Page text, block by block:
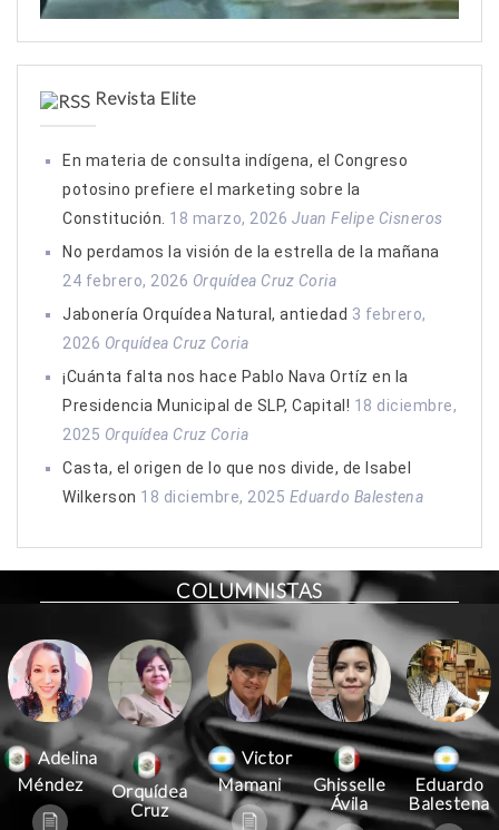
Revista Elite
En materia de consulta indígena, el Congreso
potosino prefiere el marketing sobre la
Constitución. 18 marzo, 2026 Juan Felipe Cisneros
No perdamos la visión de la estrella de la mañana
24 febrero, 2026 Orquídea Cruz Coria
Jabonería Orquídea Natural, antiedad 3 febrero,
2026 Orquídea Cruz Coria
¡Cuánta falta nos hace Pablo Nava Ortíz en la
Presidencia Municipal de SLP, Capital! 18 diciembre,
2025 Orquídea Cruz Coria
Casta, el origen de lo que nos divide, de Isabel
Wilkerson 18 diciembre, 2025 Eduardo Balestena
COLUMNISTAS
Adelina
Méndez
Orquídea
Cruz
Victor
Mamani
Ghisselle
Ávila
Eduardo
Balestena